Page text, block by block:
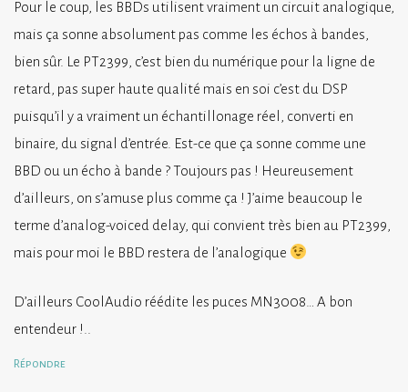
Pour le coup, les BBDs utilisent vraiment un circuit analogique,
mais ça sonne absolument pas comme les échos à bandes,
bien sûr. Le PT2399, c’est bien du numérique pour la ligne de
retard, pas super haute qualité mais en soi c’est du DSP
puisqu’il y a vraiment un échantillonage réel, converti en
binaire, du signal d’entrée. Est-ce que ça sonne comme une
BBD ou un écho à bande ? Toujours pas ! Heureusement
d’ailleurs, on s’amuse plus comme ça ! J’aime beaucoup le
terme d’analog-voiced delay, qui convient très bien au PT2399,
mais pour moi le BBD restera de l’analogique
D’ailleurs CoolAudio réédite les puces MN3008… A bon
entendeur !..
Répondre